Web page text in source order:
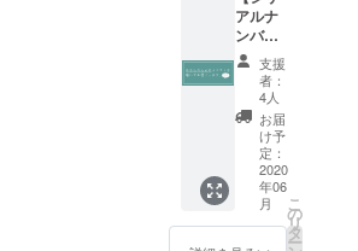
必要な
情報を
やり取
りする
場に参
加でき
ます。
※希望者
には
メール
にて参
※POP
UP 開催
時のイ
ラスト
はおよ
そ
15,000
円以上
に設定
する予
定で
す。 ※
載して
ほしい
情報を
備考欄
へお願
いたし
ます。
（例：
IDや名
前、宣
伝した
いこと
アルナ
ンバー
120番ま
で！】
前回即
売した
あなた
のため
のイラ
ストを
描きま
す。 あ
支援
者：
4人
お届
け予
定：
2020
年06
月
こ
の
リ
タ
ー